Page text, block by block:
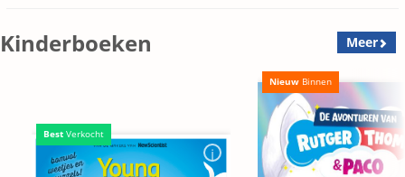
Kinderboeken Meer
Best Verkocht
Nieuw Binnen